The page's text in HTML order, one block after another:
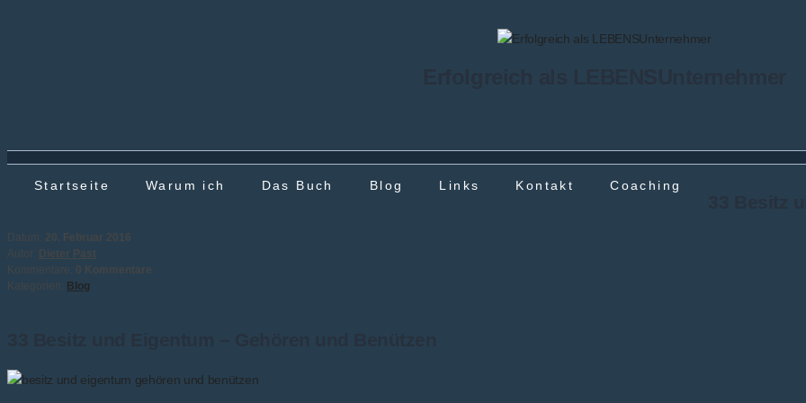
Startseite Warum ich Das Buch Blog Links Kontakt Coaching
Datum: 20. Februar 2016
Autor: Dieter Past
Kommentare: 0 Kommentare
Kategorien: Blog